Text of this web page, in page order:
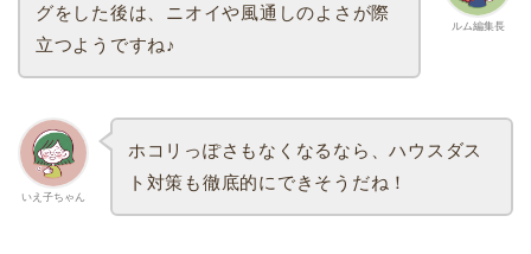
ルム編集長
グをした後は、ニオイや風通しのよさが際
立つようですね♪
いえ子ちゃん
ホコリっぽさもなくなるなら、ハウスダス
ト対策も徹底的にできそうだね！